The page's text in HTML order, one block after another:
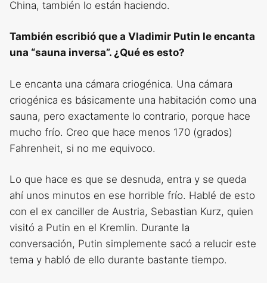
China, también lo están haciendo.
También escribió que a Vladimir Putin le encanta
una “sauna inversa”. ¿Qué es esto?
Le encanta una cámara criogénica. Una cámara
criogénica es básicamente una habitación como una
sauna, pero exactamente lo contrario, porque hace
mucho frío. Creo que hace menos 170 (grados)
Fahrenheit, si no me equivoco.
Lo que hace es que se desnuda, entra y se queda
ahí unos minutos en ese horrible frío. Hablé de esto
con el ex canciller de Austria, Sebastian Kurz, quien
visitó a Putin en el Kremlin. Durante la
conversación, Putin simplemente sacó a relucir este
tema y habló de ello durante bastante tiempo.